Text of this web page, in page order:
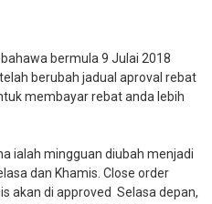
bermula 9 Julai 2018
berubah jadual aproval rebat
membayar rebat anda lebih
ialah mingguan diubah menjadi
dan Khamis. Close order
akan di approved Selasa depan,